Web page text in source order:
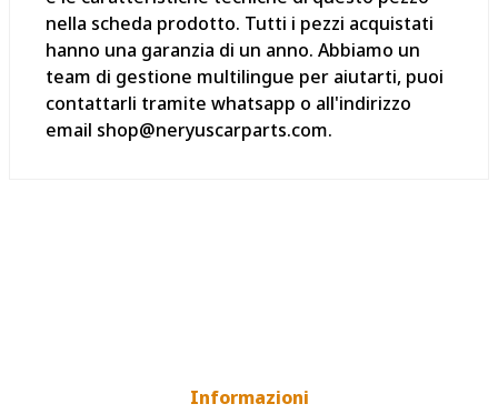
nella scheda prodotto. Tutti i pezzi acquistati
hanno una garanzia di un anno. Abbiamo un
team di gestione multilingue per aiutarti, puoi
contattarli tramite whatsapp o all'indirizzo
email shop@neryuscarparts.com.
Informazioni